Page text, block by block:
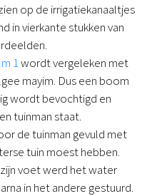
op de irrigatiekanaaltjes
in vierkante stukken van
1wordt vergeleken met
mayim. Dus een boom
wordt bevochtigd en
tuinman staat.
de tuinman gevuld met
tuin moest hebben.
voet werd het water
in het andere gestuurd.